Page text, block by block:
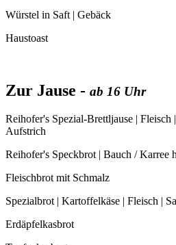
Würstel in Saft | Gebäck
Haustoast
Zur Jause - ab 16 Uhr
Reihofer's Spezial-Brettljause | Fleisch
Aufstrich
Reihofer's Speckbrot | Bauch / Karree
Fleischbrot mit Schmalz
Spezialbrot | Kartoffelkäse | Fleisch |
Erdäpfelkasbrot